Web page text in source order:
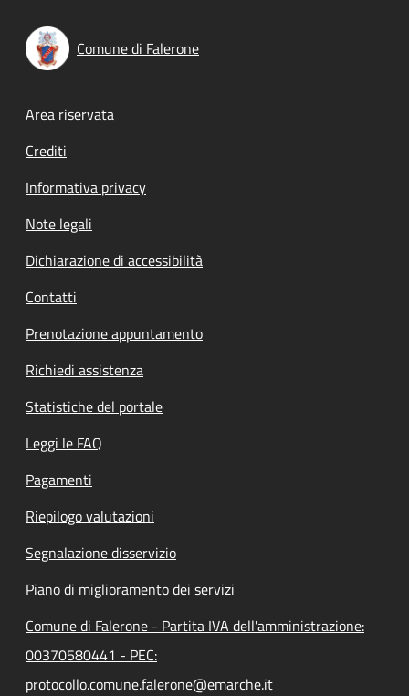
Comune di Falerone
Footer menu
Area riservata
Crediti
Informativa privacy
Note legali
Dichiarazione di accessibilità
Contatti
Prenotazione appuntamento
Richiedi assistenza
Statistiche del portale
Leggi le FAQ
Pagamenti
Riepilogo valutazioni
Segnalazione disservizio
Piano di miglioramento dei servizi
Comune di Falerone - Partita IVA dell'amministrazione:
00370580441 - PEC:
protocollo.comune.falerone@emarche.it